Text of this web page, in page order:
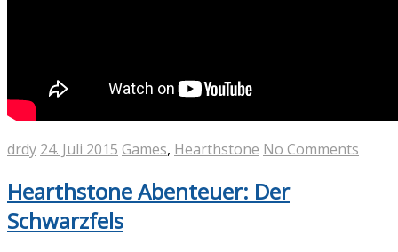
drdy 24. Juli 2015 Games, Hearthstone No Comments
Hearthstone Abenteuer: Der
Schwarzfels